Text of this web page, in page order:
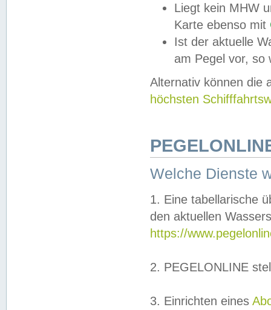
Liegt kein MHW
Karte ebenso mit
Ist der aktuelle
am Pegel vor,
Alternativ können die
höchsten
Welche Dienste
1. Eine tabellarische
den aktuellen
https://
2. PEGELONLINE
3. Einrichten eines